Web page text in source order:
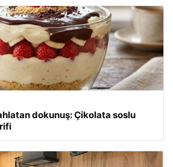
dokunuş: Çikolata soslu